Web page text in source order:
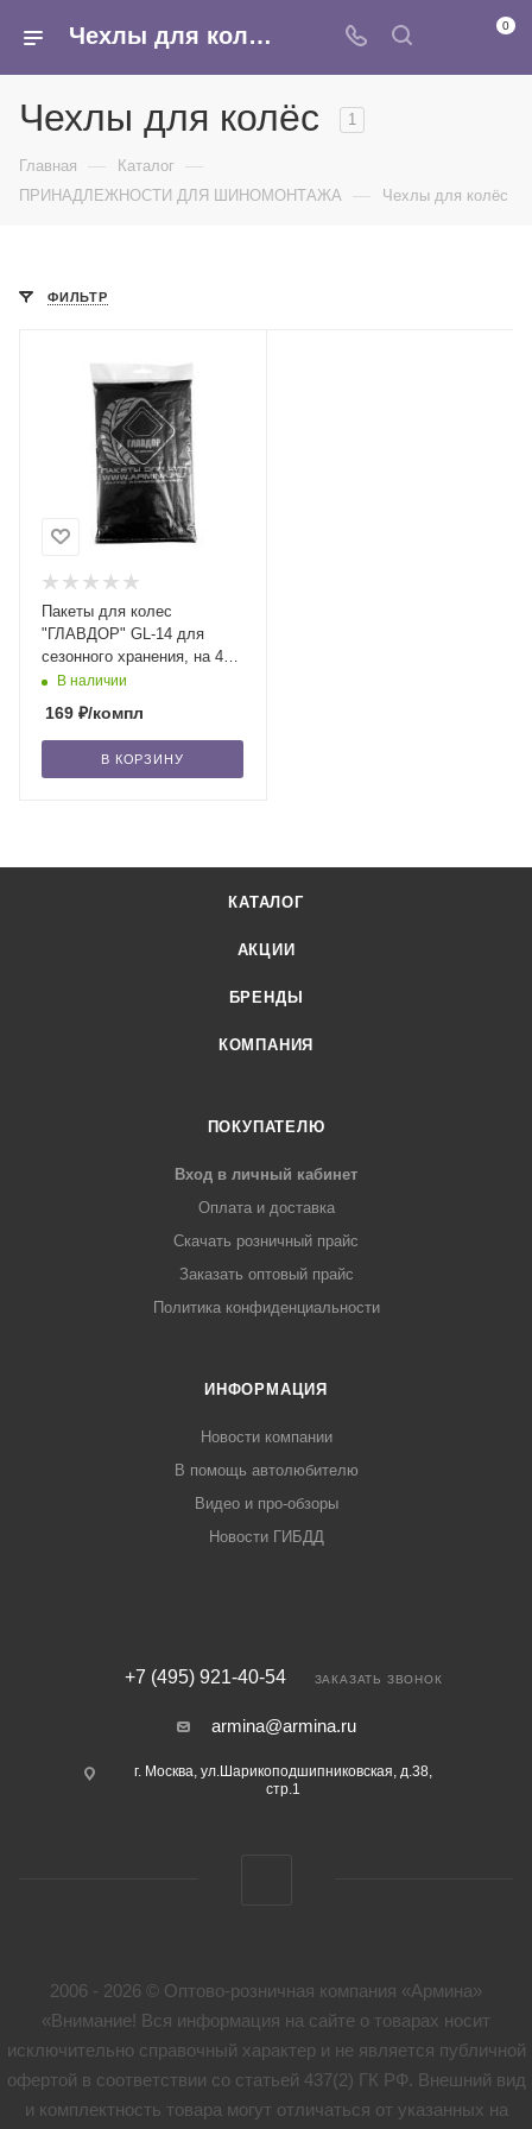
Чехлы для колес - купить в Москве в интернет-магазине Армина 0
Чехлы для колёс 1
Главная — Каталог —
ПРИНАДЛЕЖНОСТИ ДЛЯ ШИНОМОНТАЖА — Чехлы для колёс
ФИЛЬТР
Пакеты для колес
"ГЛАВДОР" GL-14 для
сезонного хранения, на 4
колеса, 19 мкм /100
В наличии
169 ₽/компл
В КОРЗИНУ
КАТАЛОГ
АКЦИИ
БРЕНДЫ
КОМПАНИЯ
ПОКУПАТЕЛЮ
Вход в личный кабинет
Оплата и доставка
Скачать розничный прайс
Заказать оптовый прайс
Политика конфиденциальности
ИНФОРМАЦИЯ
Новости компании
В помощь автолюбителю
Видео и про-обзоры
Новости ГИБДД
+7 (495) 921-40-54 ЗАКАЗАТЬ ЗВОНОК
armina@armina.ru
г. Москва, ул.Шарикоподшипниковская, д.38,
стр.1
2006 - 2026 © Оптово-розничная компания «Армина»
«Внимание! Вся информация на сайте о товарах носит
исключительно справочный характер и не является публичной
офертой в соответствии со статьей 437(2) ГК РФ. Внешний вид
и комплектность товара могут отличаться от указанных на